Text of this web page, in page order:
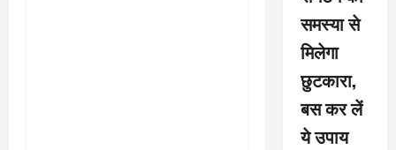
समस्या से
मिलेगा
छुटकारा,
बस कर लें
ये उपाय